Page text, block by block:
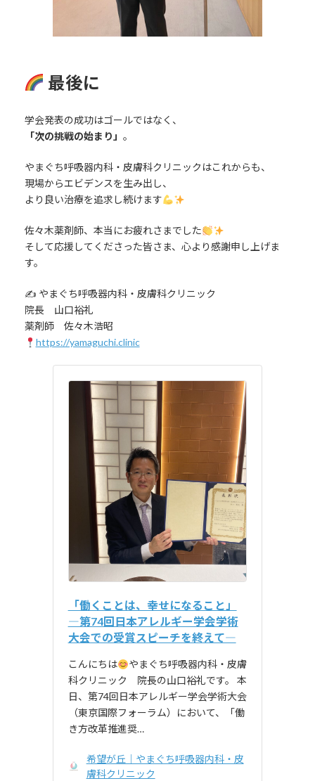
最後に
学会発表の成功はゴールではなく、
「次の挑戦の始まり」 。
やまぐち呼吸器内科・皮膚科クリニックはこれからも、
現場からエビデンスを生み出し、
より良い治療を追求し続けます
佐々木薬剤師、本当にお疲れさまでした
そして応援してくださった皆さま、心より感謝申し上げま
す。
✍️ やまぐち呼吸器内科・皮膚科クリニック
院長 山口裕礼
薬剤師 佐々木浩昭
https://yamaguchi.clinic
「働くことは、幸せになること」
―第74回日本アレルギー学会学術
大会での受賞スピーチを終えて―
こんにちは
やまぐち呼吸器内科・皮膚
科クリニック 院長の山口裕礼です。 本
日、第74回日本アレルギー学会学術大会
（東京国際フォーラム）において、「働
き方改革推進奨…
希望が丘｜やまぐち呼吸器内科・皮
膚科クリニック